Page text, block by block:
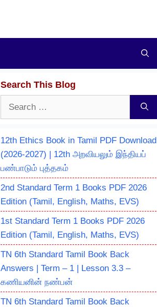
Search This Blog
Search
12th Ethics Book in Tamil PDF Download
(2026-2027) | 12th அறவியலும் இந்தியப்
பண்பாடும் புத்தகம்
2nd Standard Term 1 Books PDF 2026
Edition (Tamil, English, Maths, EVS)
1st Standard Term 1 Books PDF 2026
Edition (Tamil, English, Maths, EVS)
TN 6th Standard Tamil Book Back
Answers | Term – 1 | Lesson 3.3 –
கணியனின் நண்பன்
TN 6th Standard Tamil Book Back